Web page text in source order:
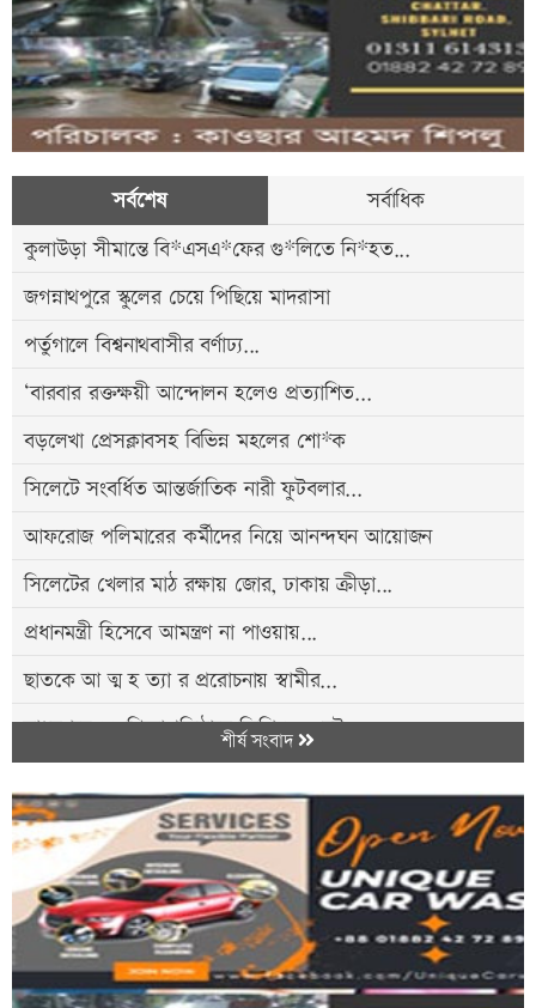
সর্বশেষ
সর্বাধিক
কুলাউড়া সীমান্তে বি*এসএ*ফের গু*লিতে নি*হত...
জগন্নাথপুরে স্কুলের চেয়ে পিছিয়ে মাদরাসা
পর্তুগালে বিশ্বনাথবাসীর বর্ণাঢ্য...
‘বারবার রক্তক্ষয়ী আন্দোলন হলেও প্রত্যাশিত...
বড়লেখা প্রেসক্লাবসহ বিভিন্ন মহলের শো*ক
সিলেটে সংবর্ধিত আন্তর্জাতিক নারী ফুটবলার...
আফরোজ পলিমারের কর্মীদের নিয়ে আনন্দঘন আয়োজন
সিলেটের খেলার মাঠ রক্ষায় জোর, ঢাকায় ক্রীড়া...
প্রধানমন্ত্রী হিসেবে আমন্ত্রণ না পাওয়ায়...
ছাতকে আ ত্ম হ ত্যা র প্ররোচনায় স্বামীর...
মাধবপুরে ১২ শিক্ষাপ্রতিষ্ঠানে জিপিএ-৫ নেই
সড়কের পাশে দাঁড়ানো রডবোঝাই ট্রা*কে...
জৈন্তাপুরে গলায় ফাঁ*স দিয়ে যুবকের আ ত্ম হ...
তারেক রহমানের সঙ্গে দীনেশ ত্রিবেদীর বৈঠক,...
শীর্ষ সংবাদ